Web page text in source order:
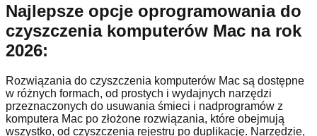
Najlepsze opcje oprogramowania do
czyszczenia komputerów Mac na rok
2026:
Rozwiązania do czyszczenia komputerów Mac są dostępne
w różnych formach, od prostych i wydajnych narzędzi
przeznaczonych do usuwania śmieci i nadprogramów z
komputera Mac po złożone rozwiązania, które obejmują
wszystko, od czyszczenia rejestru po duplikację. Narzędzie,